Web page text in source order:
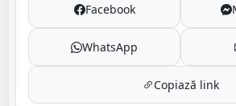
Facebook
WhatsApp
Copiază link